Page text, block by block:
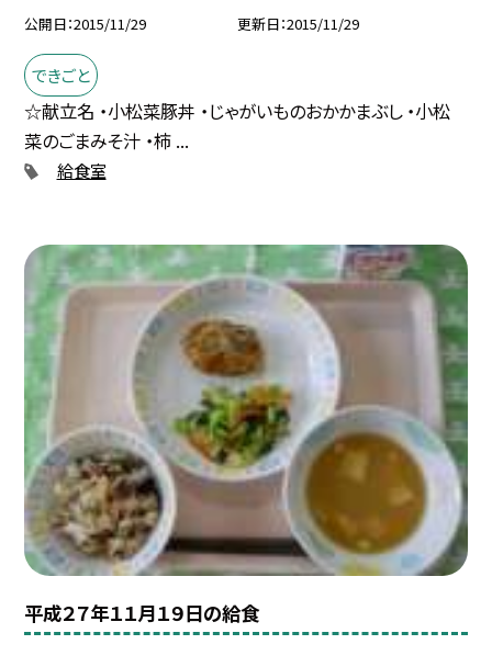
公開日 2015/11/29 更新日 2015/11/29
できごと
☆献立名 ・小松菜豚丼 ・じゃがいものおかかまぶし ・小松
菜のごまみそ汁 ・柿 ...
給食室
平成２７年１１月１９日の給食